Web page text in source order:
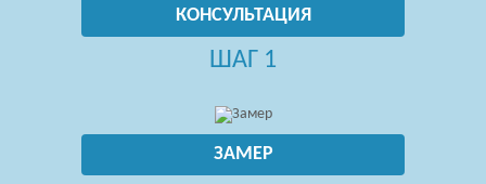
КОНСУЛЬТАЦИЯ
ШАГ 1
ЗАМЕР